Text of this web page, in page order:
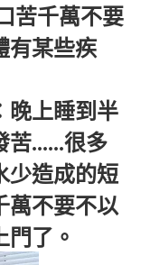
苦千萬不要
有某些疾
晚上睡到半
苦......很多
少造成的短
萬不要不以
了。